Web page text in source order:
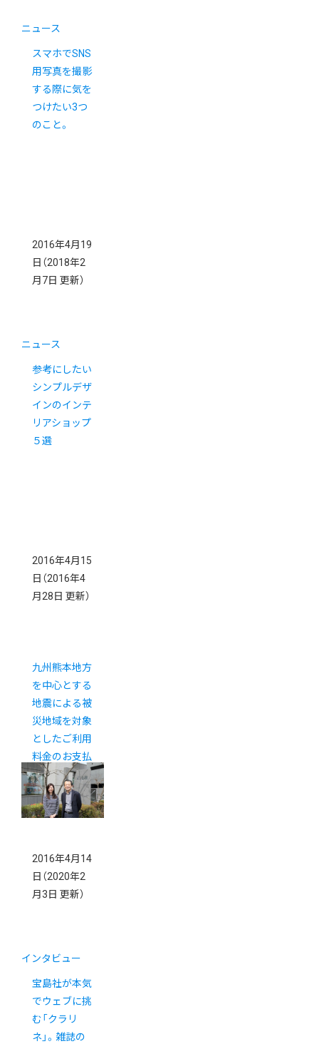
ニュース
スマホでSNS
用写真を撮影
する際に気を
つけたい3つ
のこと。
2016年4月19
日 （2018年2
月7日 更新）
ニュース
参考にしたい
シンプルデザ
インのインテ
リアショップ
５選
2016年4月15
日 （2016年4
月28日 更新）
九州熊本地方
を中心とする
地震による被
災地域を対象
としたご利用
料金のお支払
期限延長につ
いて
2016年4月14
日 （2020年2
月3日 更新）
インタビュー
宝島社が本気
でウェブに挑
む「クラリ
ネ」。雑誌の